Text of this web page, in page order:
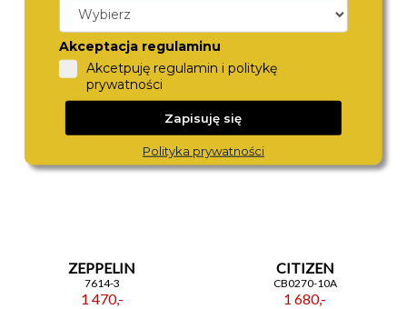
1514050
1 590,-
ZEPPELIN
7614-3
1 470,-
CITIZEN
CB0270-10A
1 680,-
Akceptacja regulaminu
Akcetpuję regulamin i politykę
prywatności
Zapisuję się
Polityka prywatności